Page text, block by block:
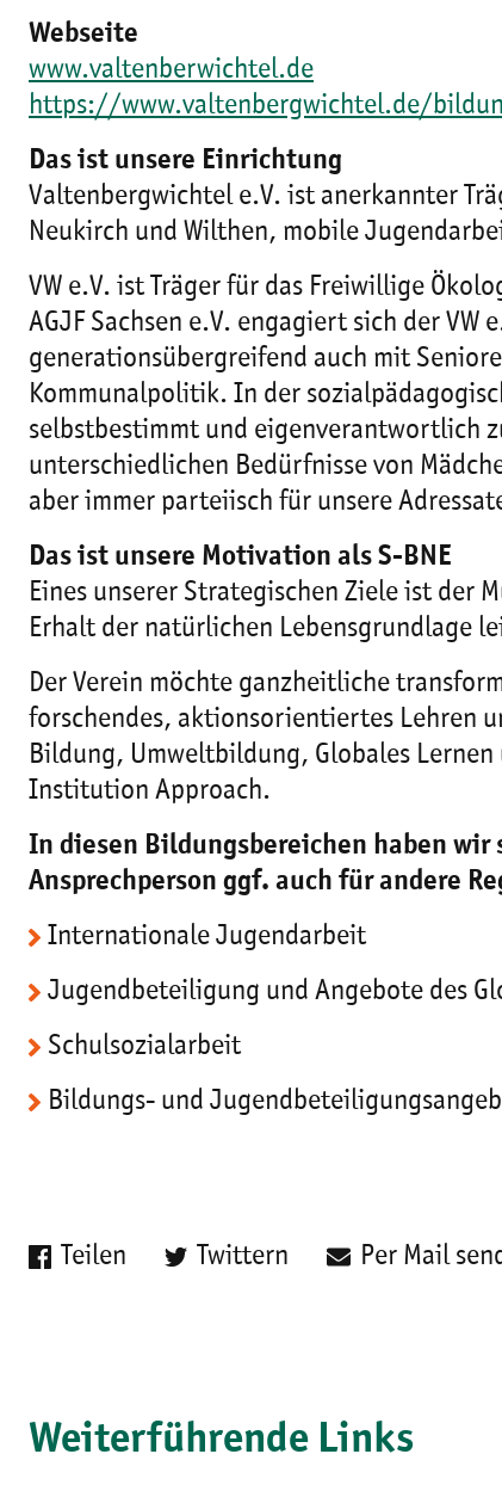
Webseite
www.valtenberwichtel.de
https://www.valtenbergwichtel.de/
Das ist unsere Einrichtung
Valtenbergwichtel e.V. ist anerkannter
Neukirch und Wilthen, mobile
VW e.V. ist Träger für das Freiwillige
AGJF Sachsen e.V. engagiert sich der
generationsübergreifend auch mit
Kommunalpolitik. In der
selbstbestimmt und eigenverantwortlich
unterschiedlichen Bedürfnisse von
aber immer parteiisch für unsere
Das ist unsere Motivation als S-BNE
Eines unserer Strategischen Ziele ist der
Erhalt der natürlichen Lebensgrundlage
Der Verein möchte ganzheitliche
forschendes, aktionsorientiertes Lehren
Bildung, Umweltbildung, Globales
Institution Approach.
In diesen Bildungsbereichen haben wir
Ansprechperson ggf. auch für andere
Internationale Jugendarbeit
Jugendbeteiligung und Angebote des
Schulsozialarbeit
Bildungs- und
Teilen Twittern Per Mail
Weiterführende Links